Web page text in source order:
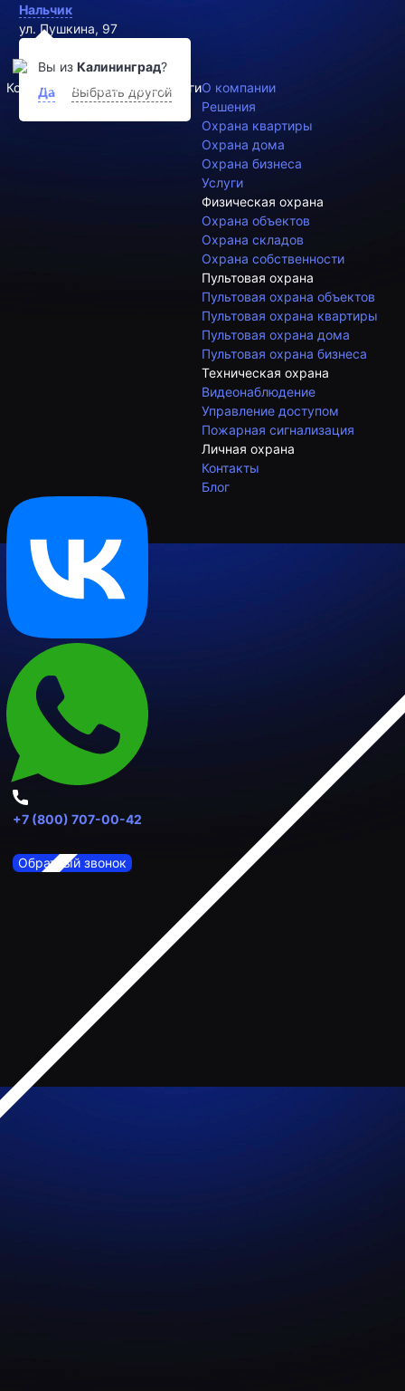
Нальчик
Вы из Калининград?
Да
Выбрать другой
ул. Пушкина, 97
Комплексные охранные услугиО компании
Решения
Охрана квартиры
Охрана дома
Охрана бизнеса
Услуги
Физическая охрана
Охрана объектов
Охрана складов
Охрана собственности
Пультовая охрана
Пультовая охрана объектов
Пультовая охрана квартиры
Пультовая охрана дома
Пультовая охрана бизнеса
Техническая охрана
Видеонаблюдение
Управление доступом
Пожарная сигнализация
Личная охрана
Контакты
Блог
+7 (800) 707-00-42
Обратный звонок
Охрана квартиры
Охрана дома
Охрана бизнеса
Услуги
Контакты